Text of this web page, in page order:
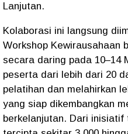
Lanjutan.
Kolaborasi ini langsung
Workshop Kewirausahaan
secara daring pada 10–14
peserta dari lebih dari 20
pelatihan dan melahirkan
yang siap dikembangkan
berkelanjutan. Dari